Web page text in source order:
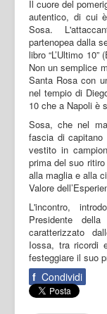
Il cuore del
autentico, di cui
Sosa.
partenopea dalla
libro “L’Ultimo
Non un semplice
Santa Rosa con
nel tempio di
10 che a Napoli è
Sosa, che nel
fascia di capitano
vestito in
prima del suo
alla maglia e alla
Valore
L'incontro,
Presidente
caratterizzato
Iossa, tra ricordi
festeggiare il suo
f Condividi